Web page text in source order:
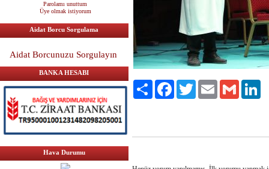
Parolamı unuttum
Üye olmak istiyorum
Aidat Borcu Sorgulama
Aidat Borcunuzu Sorgulayın
BANKA HESABI
Hava Durumu
Paylaş FacebookTwitter Email Gmail